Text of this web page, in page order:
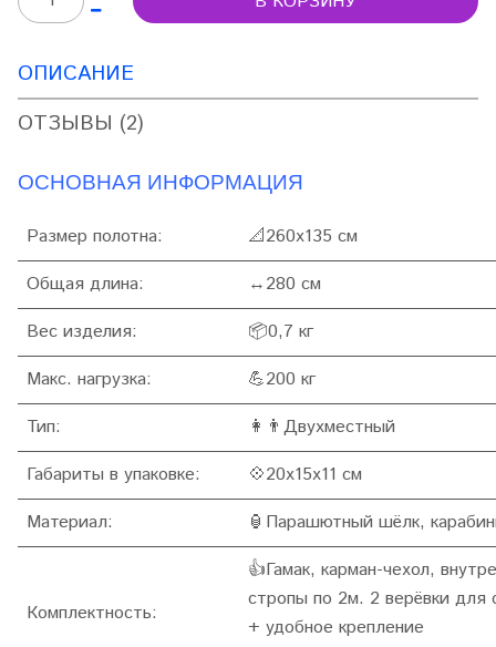
ОПИСАНИЕ
ОТЗЫВЫ (2)
ОСНОВНАЯ ИНФОРМАЦИЯ
Размер полотна: 📐260х135 см
Общая длина:
↔280 см
Вес изделия:
📦0,7 кг
Макс. нагрузка:
💪200 кг
Тип:
👩👨Двухместный
Габариты в упаковке:
💠20x15x11 см
Материал:
🏮Парашютный шёлк,
Комплектность:
👍Гамак, карман-чехол,
стропы по 2м. 2 верёвки для
+ удобное крепление